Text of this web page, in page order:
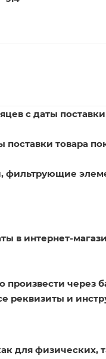
с даты
поставки товара
фильтрующие
в интернет-
произвести через
реквизиты и
для